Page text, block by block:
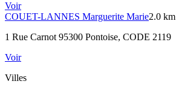
Voir
COUET-LANNES Marguerite Marie2.0 km
1 Rue Carnot 95300 Pontoise, CODE 2119
Voir
Villes